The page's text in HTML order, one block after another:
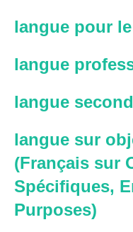
langue pour
langue
langue
langue sur
(Français sur
Spécifiques,
Purposes)